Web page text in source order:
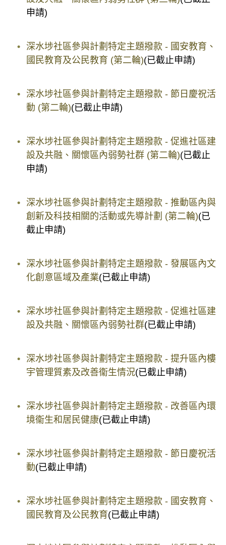
申請)
深水埗社區參與計劃特定主題撥款 - 國安教育、
國民教育及公民教育 (第二輪)(已截止申請)
深水埗社區參與計劃特定主題撥款 - 節日慶祝活
動 (第二輪)(已截止申請)
深水埗社區參與計劃特定主題撥款 - 促進社區建
設及共融、關懷區內弱勢社群 (第二輪)(已截止
申請)
深水埗社區參與計劃特定主題撥款 - 推動區內與
創新及科技相關的活動或先導計劃 (第二輪)(已
截止申請)
深水埗社區參與計劃特定主題撥款 - 發展區內文
化創意區域及產業(已截止申請)
深水埗社區參與計劃特定主題撥款 - 促進社區建
設及共融、關懷區內弱勢社群(已截止申請)
深水埗社區參與計劃特定主題撥款 - 提升區內樓
宇管理質素及改善衞生情況(已截止申請)
深水埗社區參與計劃特定主題撥款 - 改善區內環
境衞生和居民健康(已截止申請)
深水埗社區參與計劃特定主題撥款 - 節日慶祝活
動(已截止申請)
深水埗社區參與計劃特定主題撥款 - 國安教育、
國民教育及公民教育(已截止申請)